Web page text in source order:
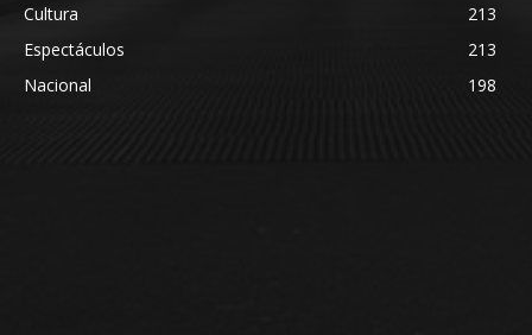
Cultura
213
Espectáculos
213
Nacional
198